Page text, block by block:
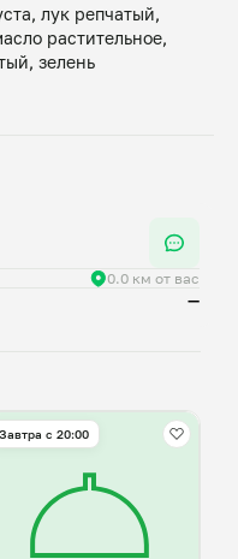
лук репчатый,
растительное,
0.0 км от вас
—
Завтра c 20:00